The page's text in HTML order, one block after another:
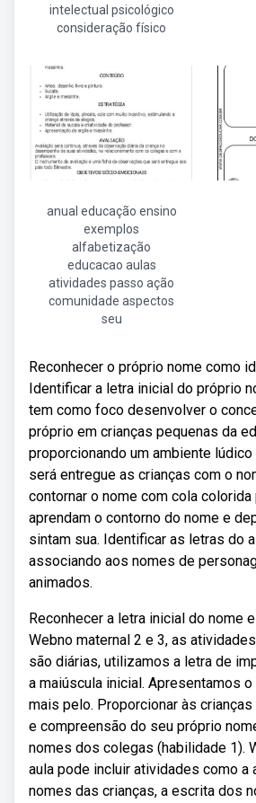
intelectual psicológico
consideração físico
anual educação ensino
exemplos
alfabetização
educacao aulas
atividades passo ação
comunidade aspectos
seu
Reconhecer o próprio nome como
Identificar a letra inicial do próprio
tem como foco desenvolver o
próprio em crianças pequenas da
proporcionando um ambiente lúdico
será entregue as crianças com o
contornar o nome com cola colorida
aprendam o contorno do nome e
sintam sua. Identificar as letras do
associando aos nomes de
animados.
Reconhecer a letra inicial do nome
Webno maternal 2 e 3, as
são diárias, utilizamos a letra de
a maiúscula inicial. Apresentamos o
mais pelo. Proporcionar às
e compreensão do seu próprio
nomes dos colegas (habilidade 1).
aula pode incluir atividades como a
nomes das crianças, a escrita dos